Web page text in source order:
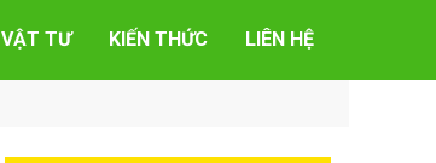
VẬT TƯ KIẾN THỨC LIÊN HỆ